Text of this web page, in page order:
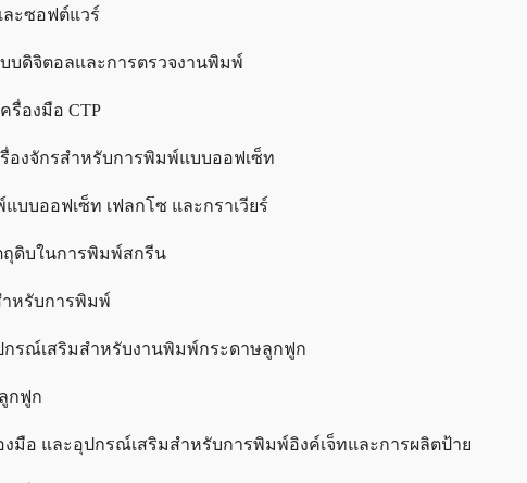
ะซอฟต์แวร์
บดิจิตอลและการตรวจงานพิมพ์
รื่องมือ CTP
รื่องจักรสำหรับการพิมพ์แบบออฟเซ็ท
บบออฟเซ็ท เฟลกโซ และกราเวียร์
ถุดิบในการพิมพ์สกรีน
ำหรับการพิมพ์
กรณ์เสริมสำหรับงานพิมพ์กระดาษลูกฟูก
กฟูก
งมือ และอุปกรณ์เสริมสำหรับการพิมพ์อิงค์เจ็ทและการผลิตป้าย